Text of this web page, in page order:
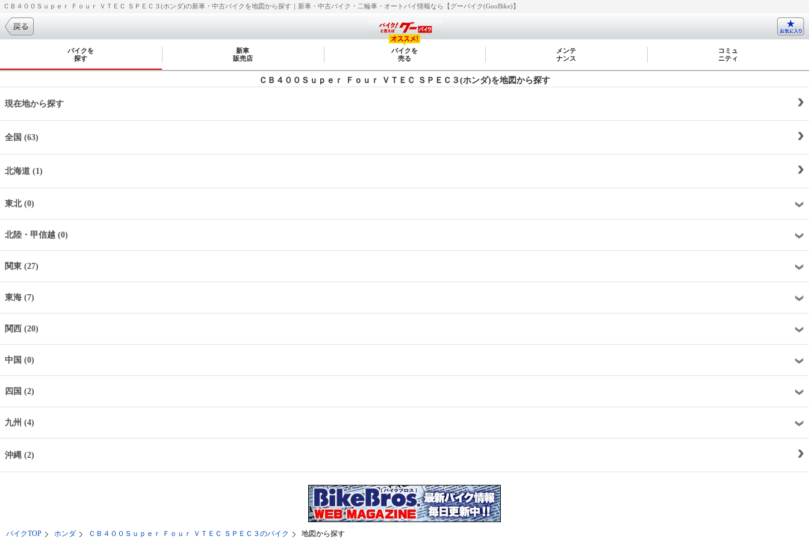
ＣＢ４００Ｓｕｐｅｒ Ｆｏｕｒ ＶＴＥＣ ＳＰＥＣ３(ホンダ)の新車・中古バイクを地図から探す｜新車・中古バイク・二輪車・オートバイ情報なら【グーバイク(GooBike)】
バイクを
探す
新車
販売店
バイクを
売る
メンテ
ナンス
コミュ
ニティ
ＣＢ４００Ｓｕｐｅｒ Ｆｏｕｒ ＶＴＥＣ ＳＰＥＣ３(ホンダ)を地図から探す
現在地から探す
全国 (63)
北海道 (1)
東北 (0)
北陸・甲信越 (0)
関東 (27)
東海 (7)
関西 (20)
中国 (0)
四国 (2)
九州 (4)
沖縄 (2)
バイクTOP ホンダ ＣＢ４００Ｓｕｐｅｒ Ｆｏｕｒ ＶＴＥＣ ＳＰＥＣ３のバイク 地図から探す